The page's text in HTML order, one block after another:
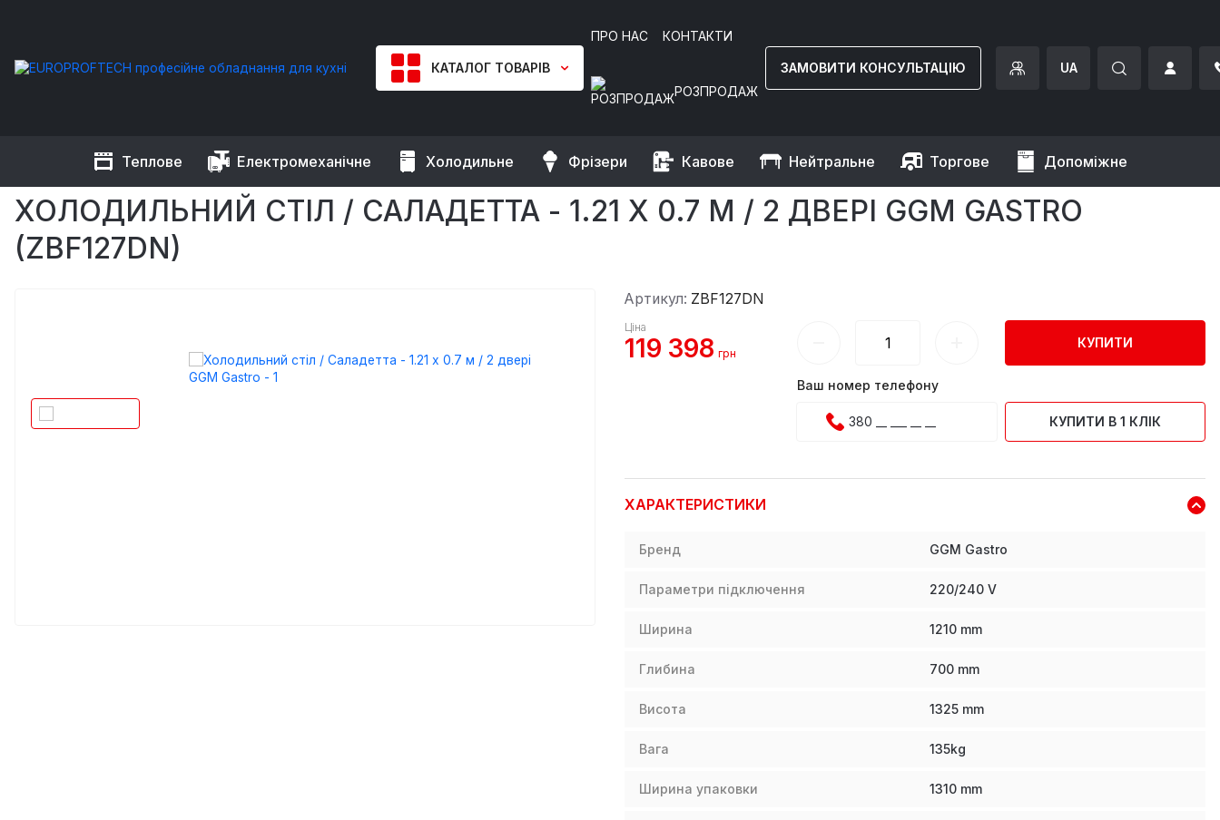
КАТАЛОГ ТОВАРІВ
ПРО НАС КОНТАКТИ
РОЗПРОДАЖ
ЗАМОВИТИ КОНСУЛЬТАЦІЮ UA
Теплове Електромеханічне Холодильне Фрізери Кавове Нейтральне Торгове Допоміжне
EUROPROFTECH Холодильне обладнання Холодильні та морозильні столи Холодильний стіл / Саладетта - 1.21 x 0.7 м / 2 двері GGM Gastro
ХОЛОДИЛЬНИЙ СТІЛ / САЛАДЕТТА - 1.21 X 0.7 М / 2 ДВЕРІ GGM GASTRO
(ZBF127DN)
Артикул: ZBF127DN
Ціна
119 398 грн
КУПИТИ
Ваш номер телефону
КУПИТИ В 1 КЛІК
ХАРАКТЕРИСТИКИ
Бренд GGM Gastro
Параметри підключення 220/240 V
Ширина 1210 mm
Глибина 700 mm
Висота 1325 mm
Вага 135kg
Ширина упаковки 1310 mm